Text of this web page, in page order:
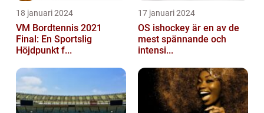
18 januari 2024
VM Bordtennis 2021
Final: En Sportslig
Höjdpunkt f...
17 januari 2024
OS ishockey är en av de
mest spännande och
intensi...